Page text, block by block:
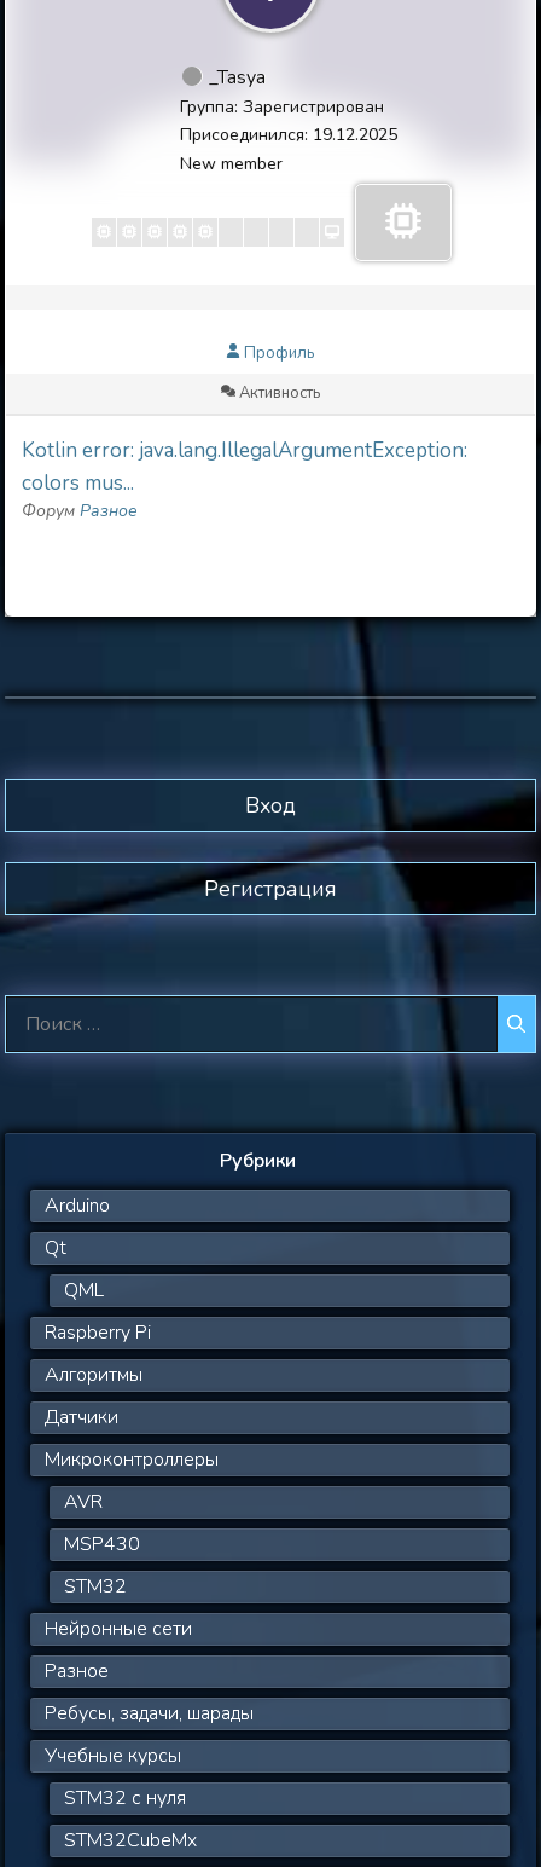
_Tasya
Группа: Зарегистрирован
Присоединился: 19.12.2025
New member
Профиль
Активность
Kotlin error: java.lang.IllegalArgumentException:
colors mus...
Форум Разное
Вход
Регистрация
Рубрики
Arduino
Qt
QML
Raspberry Pi
Алгоритмы
Датчики
Микроконтроллеры
AVR
MSP430
STM32
Нейронные сети
Разное
Ребусы, задачи, шарады
Учебные курсы
STM32 с нуля
STM32CubeMx